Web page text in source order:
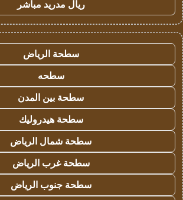
ريال مدريد مباشر
سطحة الرياض
سطحه
سطحة بين المدن
سطحة هيدروليك
سطحة شمال الرياض
سطحة غرب الرياض
سطحة جنوب الرياض